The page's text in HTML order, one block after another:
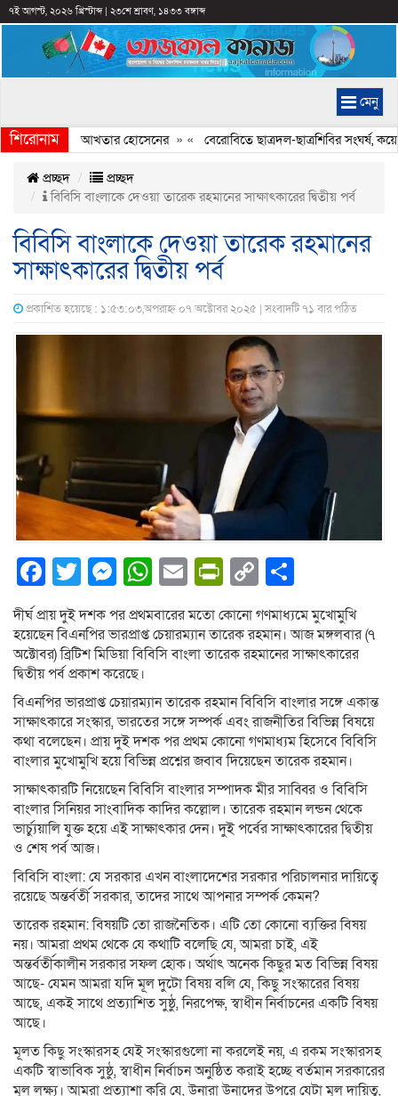
৭ই আগস্ট, ২০২৬ খ্রিস্টাব্দ| ২৩শে শ্রাবণ, ১৪৩৩ বঙ্গাব্দ
মেনু
শিরোনামআখতার হোসেনের» «বেরোবিতে ছাত্রদল-ছাত্রশিবির সংঘর্ষ, কয়েকজন আহত
প্রচ্ছদ
প্রচ্ছদ
বিবিসি বাংলাকে দেওয়া তারেক রহমানের সাক্ষাৎকারের দ্বিতীয় পর্ব
বিবিসি বাংলাকে দেওয়া তারেক রহমানের
সাক্ষাৎকারের দ্বিতীয় পর্ব
প্রকাশিত হয়েছে : ১:৫৩:০৩,অপরাহ্ন ০৭ অক্টোবর ২০২৫ | সংবাদটি ৭১ বার পঠিত
Facebook
Twitter
Messenger
WhatsApp
EmailPrintFriendly
Copy
Link
দীর্ঘ প্রায় দুই দশক পর প্রথমবারের মতো কোনো গণমাধ্যমে মুখোমুখি
হয়েছেন বিএনপির ভারপ্রাপ্ত চেয়ারম্যান তারেক রহমান। আজ মঙ্গলবার (৭
অক্টোবর) ব্রিটিশ মিডিয়া বিবিসি বাংলা তারেক রহমানের সাক্ষাৎকারের
দ্বিতীয় পর্ব প্রকাশ করেছে।
বিএনপির ভারপ্রাপ্ত চেয়ারম্যান তারেক রহমান বিবিসি বাংলার সঙ্গে একান্ত
সাক্ষাৎকারে সংস্কার, ভারতের সঙ্গে সম্পর্ক এবং রাজনীতির বিভিন্ন বিষয়ে
কথা বলেছেন। প্রায় দুই দশক পর প্রথম কোনো গণমাধ্যম হিসেবে বিবিসি
বাংলার মুখোমুখি হয়ে বিভিন্ন প্রশ্নের জবাব দিয়েছেন তারেক রহমান।
সাক্ষাৎকারটি নিয়েছেন বিবিসি বাংলার সম্পাদক মীর সাব্বির ও বিবিসি
বাংলার সিনিয়র সাংবাদিক কাদির কল্লোল। তারেক রহমান লন্ডন থেকে
ভার্চ্যুয়ালি যুক্ত হয়ে এই সাক্ষাৎকার দেন। দুই পর্বের সাক্ষাৎকারের দ্বিতীয়
ও শেষ পর্ব আজ।
বিবিসি বাংলা: যে সরকার এখন বাংলাদেশের সরকার পরিচালনার দায়িত্বে
রয়েছে অন্তর্বর্তী সরকার, তাদের সাথে আপনার সম্পর্ক কেমন?
তারেক রহমান: বিষয়টি তো রাজনৈতিক। এটি তো কোনো ব্যক্তির বিষয়
নয়। আমরা প্রথম থেকে যে কথাটি বলেছি যে, আমরা চাই, এই
অন্তর্বর্তীকালীন সরকার সফল হোক। অর্থাৎ অনেক কিছুর মত বিভিন্ন বিষয়
আছে- যেমন আমরা যদি মূল দুটো বিষয় বলি যে, কিছু সংস্কারের বিষয়
আছে, একই সাথে প্রত্যাশিত সুষ্ঠু, নিরপেক্ষ, স্বাধীন নির্বাচনের একটি বিষয়
আছে।
মূলত কিছু সংস্কারসহ যেই সংস্কারগুলো না করলেই নয়, এ রকম সংস্কারসহ
একটি স্বাভাবিক সুষ্ঠু, স্বাধীন নির্বাচন অনুষ্ঠিত করাই হচ্ছে বর্তমান সরকারের
মূল লক্ষ্য। আমরা প্রত্যাশা করি যে, উনারা উনাদের উপরে যেটা মূল দায়িত্ব,